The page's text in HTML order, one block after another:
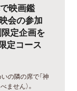
映画鑑
会の参加
定企画を
定コース
の隣の席で「神
ません）。